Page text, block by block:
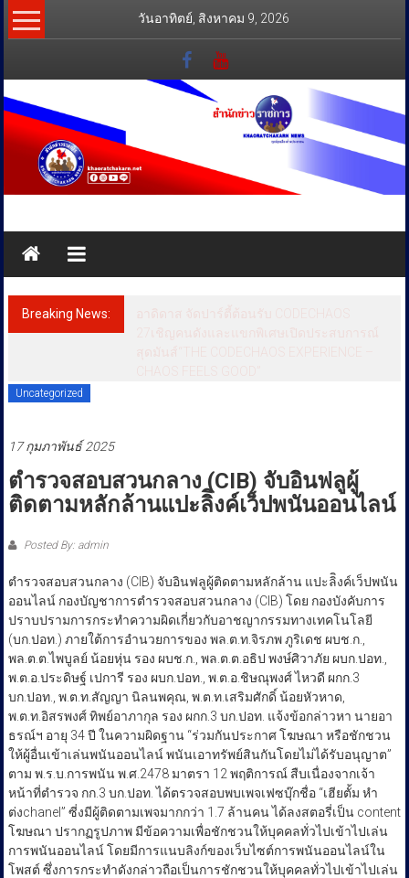
Skip
to
วันอาทิตย์, สิงหาคม 9, 2026
สำนัก
ข่าว
ราชการ
ทุกข์
ข้าง
Breaking News:
Uncategorized
17 กุมภาพันธ์ 2025
ตำรวจสอบสวนกลาง (CIB) จับอินฟลูผู้
ติดตามหลักล้านแปะลิิงค์เว็ปพนันออนไลน์
Posted By: admin
ตำรวจสอบสวนกลาง (CIB) จับอินฟลูผู้ติดตามหลักล้าน แปะลิิงค์เว็ปพนัน
ออนไลน์ กองบัญชาการตำรวจสอบสวนกลาง (CIB) โดย กองบังคับการ
ปราบปรามการกระทำความผิดเกี่ยวกับอาชญากรรมทางเทคโนโลยี
(บก.ปอท.) ภายใต้การอำนวยการของ พล.ต.ท.จิรภพ ภูริเดช ผบช.ก.,
พล.ต.ต.ไพบูลย์ น้อยหุ่น รอง ผบช.ก., พล.ต.ต.อธิป พงษ์ศิวาภัย ผบก.ปอท.,
พ.ต.อ.ประดิษฐ์ เปการี รอง ผบก.ปอท., พ.ต.อ.ชิษณุพงศ์ ไหวดี ผกก.3
บก.ปอท., พ.ต.ท.สัญญา นิลนพคุณ, พ.ต.ท.เสริมศักดิ์ น้อยหัวหาด,
พ.ต.ท.อิสรพงศ์ ทิพย์อาภากุล รอง ผกก.3 บก.ปอท. แจ้งข้อกล่าวหา นายอา
ธรณ์ฯ อายุ 34 ปี ในความผิดฐาน “ร่วมกันประกาศ โฆษณา หรือชักชวน
ให้ผู้อื่นเข้าเล่นพนันออนไลน์ พนันเอาทรัพย์สินกันโดยไม่ได้รับอนุญาต”
ตาม พ.ร.บ.การพนัน พ.ศ.2478 มาตรา 12 พฤติการณ์ สืบเนื่องจากเจ้า
หน้าที่ตำรวจ กก.3 บก.ปอท. ได้ตรวจสอบพบเพจเฟซบุ๊กชื่อ “เฮียตั้ม หำ
ต่งchanel” ซี่งมีผู้ติดตามเพจมากกว่า 1.7 ล้านคน ได้ลงสตอรี่เป็น content
โฆษณา ปรากฏรูปภาพ มีข้อความเพื่อชักชวนให้บุคคลทั่วไปเข้าไปเล่น
การพนันออนไลน์ โดยมีการแนบลิงก์ของเว็บไซต์การพนันออนไลน์ใน
โพสต์ ซึ่งการกระทำดังกล่าวถือเป็นการชักชวนให้บุคคลทั่วไปเข้าไปเล่น